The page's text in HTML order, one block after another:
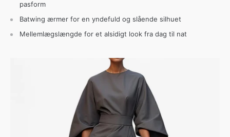
pasform
Batwing ærmer for en yndefuld og slående silhuet
Mellemlægslængde for et alsidigt look fra dag til nat